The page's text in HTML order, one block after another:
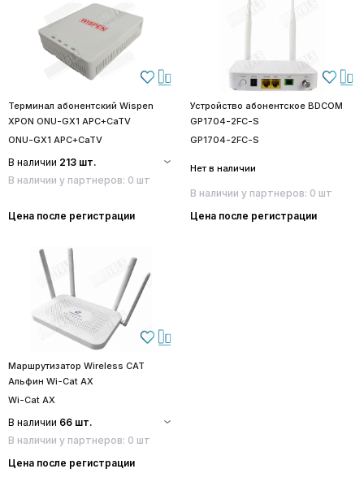
Терминал абонентский Wispen
XPON ONU-GX1 APC+CaTV
ONU-GX1 APC+CaTV
В наличии 213 шт.
В наличии у партнеров: 0 шт
Цена после регистрации
Устройство абонентское BDCOM
GP1704-2FC-S
GP1704-2FC-S
Нет в наличии
В наличии у партнеров: 0 шт
Цена после регистрации
Маршрутизатор Wireless CAT
Альфин Wi-Cat AX
Wi-Cat AX
В наличии 66 шт.
В наличии у партнеров: 0 шт
Цена после регистрации